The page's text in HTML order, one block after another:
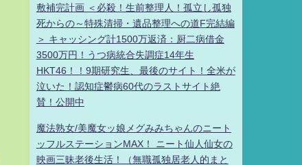
敷補完計画 ＜必殺！生前整理人！孤立し孤独
死からの～特殊清掃・遺品整理への道F完結編
＞ キャッシング計1500万返済：厨二病借金
3500万円！うつ病統合失調症14年生
HKT46！！9期研究生、最後のサイト！全米が
泣いた！認知症鬱病60代のラストサイト絶
賛！公開中
魔法熟女/美魔女ッ娘メグみみちゃんのニート
ッフルステーションMAX！ ニート仙人仙女の
映画三昧老後生活！（無職孤独居老人的まと